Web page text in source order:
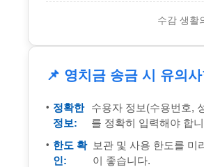
수감 생활
📌 영치금 송금 시 유의
정확한
정보:
수용자 정보(수용번호,
를 정확히 입력해야 합
한도 확
인:
보관 및 사용 한도를 미
이 좋습니다.